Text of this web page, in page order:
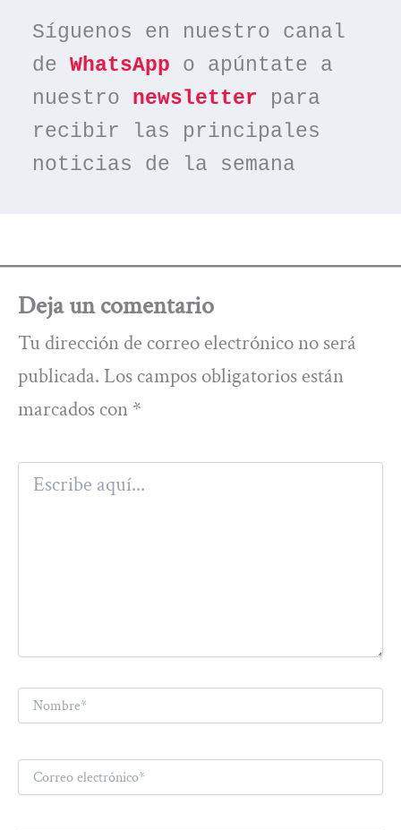
Síguenos en nuestro canal
de WhatsApp o apúntate a
nuestro newsletter para
recibir las principales
noticias de la semana
Deja un comentario
Tu dirección de correo electrónico no será
publicada. Los campos obligatorios están
marcados con *
Escribe
aquí...
Correo
electrónico*